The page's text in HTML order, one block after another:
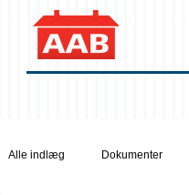
Alle indlæg Dokumenter